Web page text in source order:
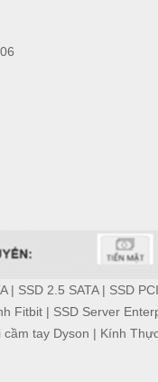
| SSD 2.5 SATA| SSD
Fitbit| SSD Server
cầm tay Dyson | Kính